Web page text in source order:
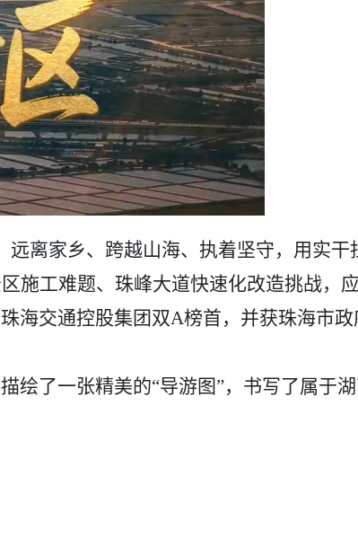
离家乡、跨越山海、执着坚守，用实干
施工难题、珠峰大道快速化改造挑战，
海交通控股集团双A榜首，并获珠海市政
了一张精美的“导游图”，书写了属于